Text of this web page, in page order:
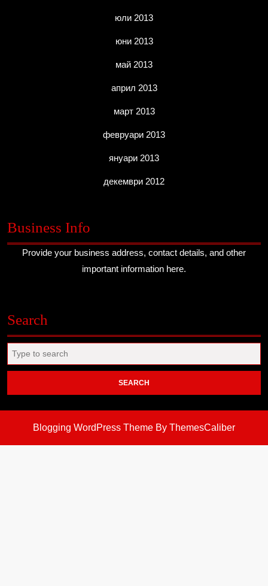
юли 2013
юни 2013
май 2013
април 2013
март 2013
февруари 2013
януари 2013
декември 2012
Business Info
Provide your business address, contact details, and other
important information here.
Search
for:
Blogging WordPress Theme By ThemesCaliber